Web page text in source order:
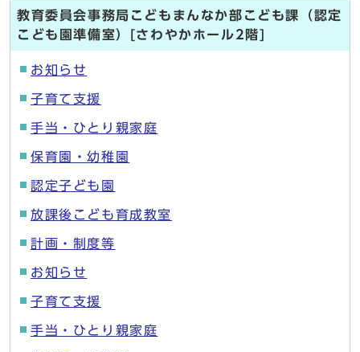
教育委員会事務局こどもまんなか部こども課（認定
こども園準備室）[さわやかホール2階]
お知らせ
子育て支援
手当・ひとり親家庭
保育園・幼稚園
認定子ども園
放課後こども育成教室
計画・制度等
お知らせ
子育て支援
手当・ひとり親家庭